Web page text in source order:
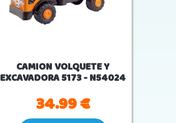
CAMION VOLQUETE Y
EXCAVADORA 5173 - N54024
34.99 €